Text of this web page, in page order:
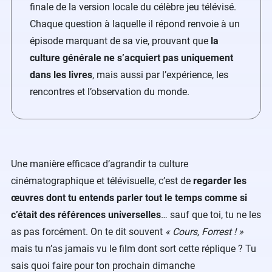
finale de la version locale du célèbre jeu télévisé.
Chaque question à laquelle il répond renvoie à un
épisode marquant de sa vie, prouvant que la
culture générale ne s’acquiert pas uniquement
dans les livres, mais aussi par l’expérience, les
rencontres et l’observation du monde.
Une manière efficace d’agrandir ta culture
cinématographique et télévisuelle, c’est de regarder les
œuvres dont tu entends parler tout le temps comme si
c’était des références universelles… sauf que toi, tu ne les
as pas forcément. On te dit souvent « Cours, Forrest ! »
mais tu n’as jamais vu le film dont sort cette réplique ? Tu
sais quoi faire pour ton prochain dimanche